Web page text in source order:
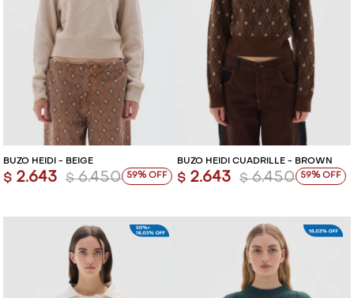
BUZO HEIDI - BEIGE
$ 2.643 $ 6.450 59
BUZO HEIDI CUADRILLÉ - BROWN
$ 2.643 $ 6.450 59